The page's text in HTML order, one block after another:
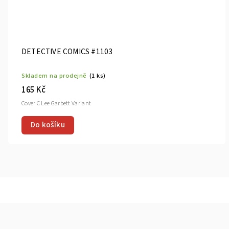
DETECTIVE COMICS #1103
Skladem na prodejně (1 ks)
165 Kč
Do košíku
Cover C Lee Garbett Variant